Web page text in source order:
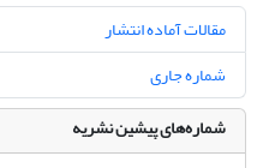
مقالات آماده انتشار
شماره جاری
شماره‌های پیشین نشریه